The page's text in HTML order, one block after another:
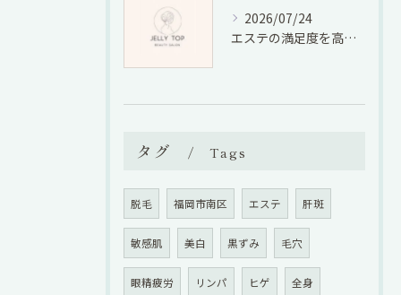
2026/07/24
エステの満足度を高める選び方と効果実感のための具体的ポイント
タグ Tags
脱毛 福岡市南区 エステ 肝斑
敏感肌 美白 黒ずみ 毛穴
眼精疲労 リンパ ヒゲ 全身